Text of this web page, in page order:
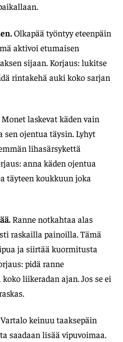
Olkapää työntyy eteenpäin
aktivoi etumaisen
sijaan. Korjaus: lukitse
rintakehä auki koko sarjan
Monet laskevat käden vain
ojentua täysin. Lyhyt
lihasärsykettä
anna käden ojentua
täyteen koukkuun joka
Ranne notkahtaa alas
raskailla painoilla. Tämä
ja siirtää kuormitusta
pidä ranne
liikeradan ajan. Jos se ei
Vartalo keinuu taaksepäin
saadaan lisää vipuvoimaa.